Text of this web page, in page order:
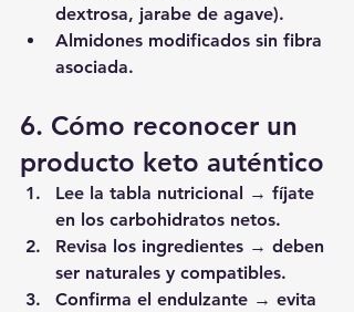
dextrosa, jarabe de agave).
Almidones modificados sin fibra
asociada.
6. Cómo reconocer un
producto keto auténtico
Lee la tabla nutricional → fíjate
en los carbohidratos netos.
Revisa los ingredientes → deben
ser naturales y compatibles.
Confirma el endulzante → evita